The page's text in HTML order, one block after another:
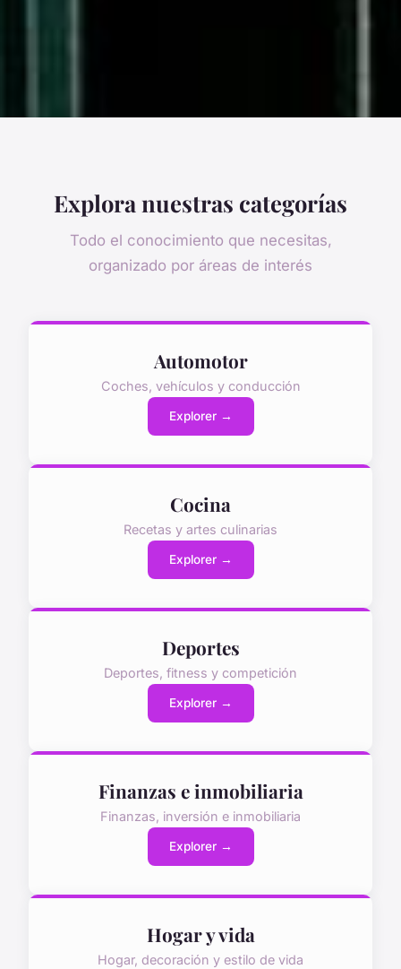
Explora nuestras categorías
Todo el conocimiento que necesitas,
organizado por áreas de interés
Automotor
Coches, vehículos y conducción
Explorer →
Cocina
Recetas y artes culinarias
Explorer →
Deportes
Deportes, fitness y competición
Explorer →
Finanzas e inmobiliaria
Finanzas, inversión e inmobiliaria
Explorer →
Hogar y vida
Hogar, decoración y estilo de vida